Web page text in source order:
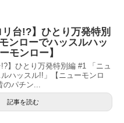
リ台!?】ひとり万発特別
ンローでハッスルハッ
モンロー】
!?】ひとり万発特別編 #1 「ニュ
ハッスル!!」【ニューモンロ
パチン...
記事を読む